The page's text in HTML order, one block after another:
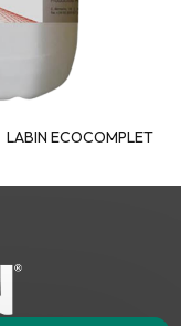
LABIN ECOCOMPLET